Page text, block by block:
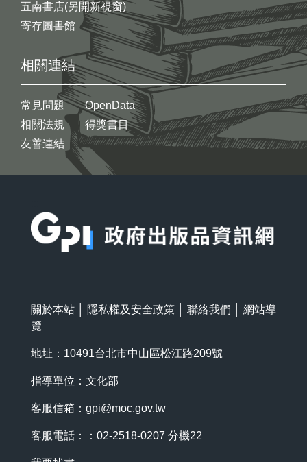
五南書店(另開新視窗)
寄存圖書館
相關連結
常見問題
相關法規
友善連結
OpenData
得獎書目
關於本站 隱私權及安全政策 聯絡我們
網站導
覽
地址：10491台北市中山區松江路209號
指導單位：文化部
客服信箱： gpi@moc.gov.tw
客服電話：：02-2518-0207 分機22